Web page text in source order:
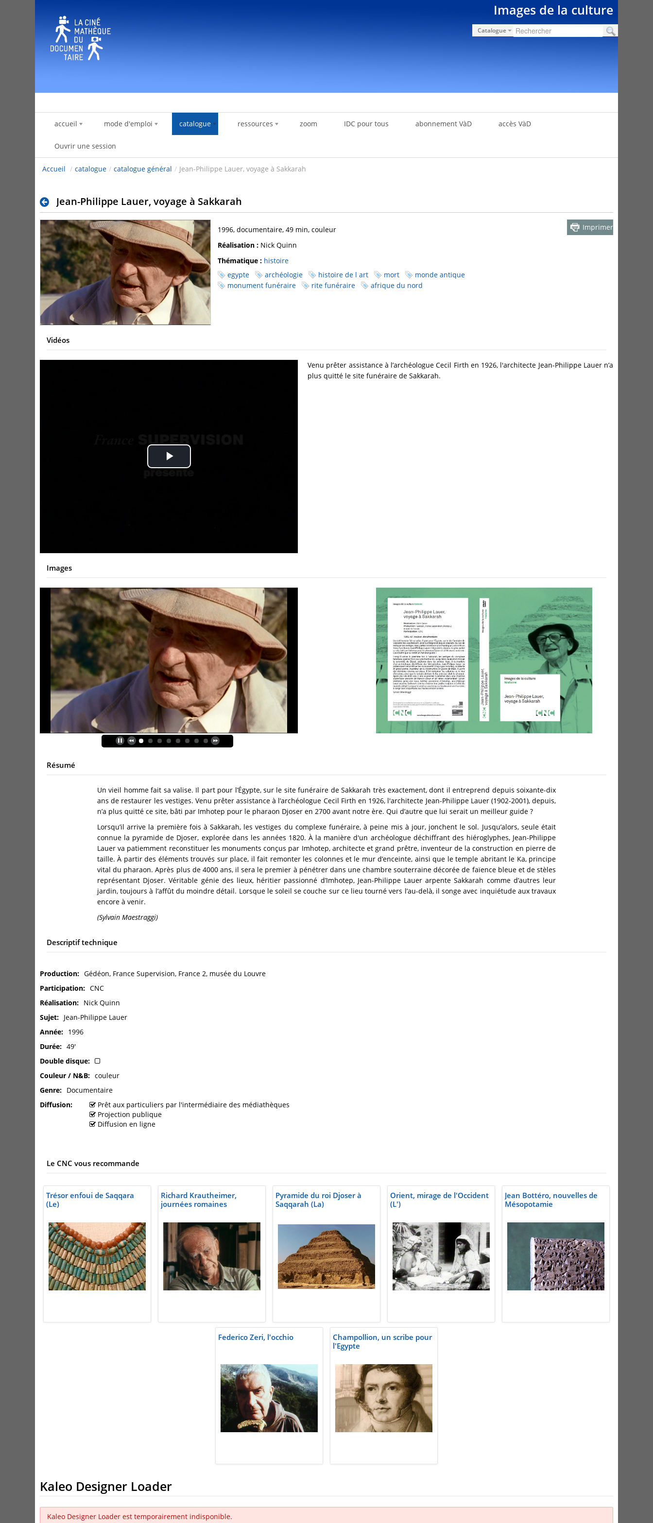
Images de la culture
Catalogue
accueil mode d'emploi catalogue ressources zoom IDC pour tous abonnement VàD accès VàD
Ouvrir une session
Accueil / catalogue / catalogue général / Jean-Philippe Lauer, voyage à Sakkarah
Jean-Philippe Lauer, voyage à Sakkarah
Imprimer
1996, documentaire, 49 min, couleur
Réalisation : Nick Quinn
Thématique : histoire
egypte
archéologie histoire de l art mort
monde antique
monument funéraire
rite funéraire afrique du nord
Vidéos
Play
Venu prêter assistance à l’archéologue Cecil Firth en 1926, l'architecte Jean-Philippe Lauer n’a
plus quitté le site funéraire de Sakkarah.
Images
Résumé
Un vieil homme fait sa valise. Il part pour l’Égypte, sur le site funéraire de Sakkarah très exactement, dont il entreprend depuis soixante-dix
ans de restaurer les vestiges. Venu prêter assistance à l’archéologue Cecil Firth en 1926, l'architecte Jean-Philippe Lauer (1902-2001), depuis,
n’a plus quitté ce site, bâti par Imhotep pour le pharaon Djoser en 2700 avant notre ère. Qui d’autre que lui serait un meilleur guide ?
Lorsqu’il arrive la première fois à Sakkarah, les vestiges du complexe funéraire, à peine mis à jour, jonchent le sol. Jusqu’alors, seule était
connue la pyramide de Djoser, explorée dans les années 1820. À la manière d'un archéologue déchiffrant des hiéroglyphes, Jean-Philippe
Lauer va patiemment reconstituer les monuments conçus par Imhotep, architecte et grand prêtre, inventeur de la construction en pierre de
taille. À partir des éléments trouvés sur place, il fait remonter les colonnes et le mur d’enceinte, ainsi que le temple abritant le Ka, principe
vital du pharaon. Après plus de 4000 ans, il sera le premier à pénétrer dans une chambre souterraine décorée de faïence bleue et de stèles
représentant Djoser. Véritable génie des lieux, héritier passionné d’Imhotep, Jean-Philippe Lauer arpente Sakkarah comme d’autres leur
jardin, toujours à l’affût du moindre détail. Lorsque le soleil se couche sur ce lieu tourné vers l’au-delà, il songe avec inquiétude aux travaux
encore à venir.
(Sylvain Maestraggi)
Descriptif technique
Production
Gédéon, France Supervision, France 2, musée du Louvre
Participation
CNC
Réalisation
Nick Quinn
Sujet
Jean-Philippe Lauer
Année
1996
Durée
49'
Double disque
Couleur / N&B
couleur
Genre
Documentaire
Diffusion
Prêt aux particuliers par l'intermédiaire des médiathèques
Projection publique
Diffusion en ligne
Le CNC vous recommande
Trésor enfoui de Saqqara
(Le)
Richard Krautheimer,
journées romaines
Pyramide du roi Djoser à
Saqqarah (La)
Orient, mirage de l'Occident
(L')
Jean Bottéro, nouvelles de
Mésopotamie
Federico Zeri, l'occhio
Champollion, un scribe pour
l'Egypte
Kaleo Designer Loader
Kaleo Designer Loader est temporairement indisponible.